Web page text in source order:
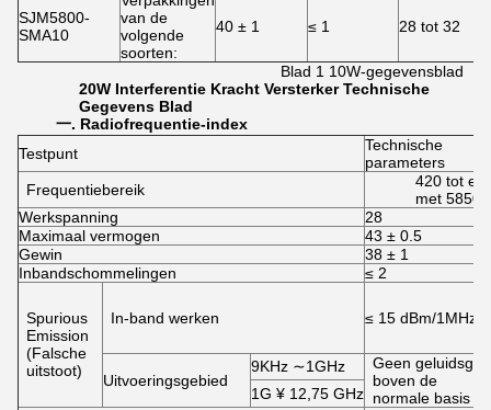
SJM5800-
SMA10
van de
volgende
soorten:
40 ± 1 ≤ 1 28 tot 32
Blad 1 10W-gegevensblad
20W Interferentie Kracht Versterker Technische
Gegevens Blad
一. Radiofrequentie-index
Testpunt
Technische
parameters
Frequentiebereik
420 tot en
met 5850
Werkspanning
28
Maximaal vermogen
43 ± 0.5
Gewin
38 ± 1
Inbandschommelingen
≤ 2
Spurious
Emission
(Falsche
uitstoot)
In-band werken ≤ 15 dBm/1MHz
Uitvoeringsgebied
9KHz ∼1GHz
Geen geluidsgolf
boven de
normale basis
1G ¥ 12,75 GHz